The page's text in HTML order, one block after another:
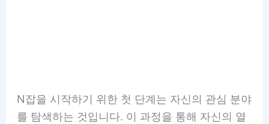
N잡을 시작하기 위한 첫 단계는 자신의 관심 분야
를 탐색하는 것입니다. 이 과정을 통해 자신의 열